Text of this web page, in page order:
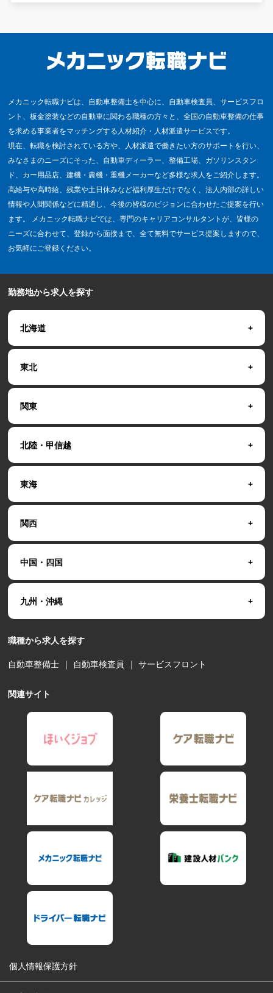
メカニック転職ナビは、自動車整備士を中心に、自動車検査員、サービスフロ
ント、板金塗装などの自動車に関わる職種の方々と、全国の自動車整備の仕事
を求める事業者をマッチングする人材紹介・人材派遣サービスです。
現在、転職を検討されている方や、人材派遣で働きたい方のサポートを行い、
みなさまのニーズにそった、自動車ディーラー、整備工場、ガソリンスタン
ド、カー用品店、建機・農機・重機メーカーなど多様な求人をご紹介します。
高給与や高時給、残業や土日休みなど福利厚生だけでなく、法人内部の詳しい
情報や人間関係などに精通し、今後の皆様のビジョンに合わせたご提案を行い
ます。 メカニック転職ナビでは、専門のキャリアコンサルタントが、皆様の
ニーズに合わせて、登録から面接まで、全て無料でサービス提案しますので、
お気軽にご登録ください。
勤務地から求人を探す
北海道
東北
関東
北陸・甲信越
東海
関西
中国・四国
九州・沖縄
職種から求人を探す
自動車整備士 ｜ 自動車検査員 ｜サービスフロント
関連サイト
個人情報保護方針